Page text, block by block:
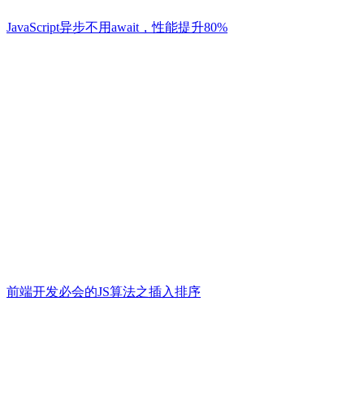
JavaScript异步不用await，性能提升80%
前端开发必会的JS算法之插入排序